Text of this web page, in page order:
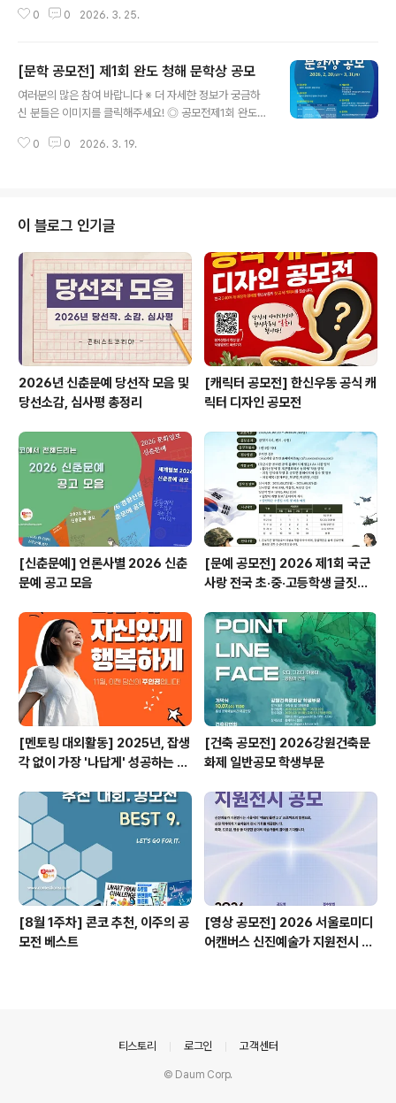
26. 04. 04. 10시 ~ 16시- 행사 장소 : 금곡동 이석영광
◎ 사생대회 참가자격누구나 가능미취학, 초등 저학년부 /
초등 고학년부 / 청소년부 / 일반부 ◎ 참가비10,000원
(농협 301-0301-5446-01 (예금주 : 소소))(선착순 지
접수 / 현장접수 ◎ 수상특전시상식 (5/5) - 상장 수상re
0 0 2026. 3. 25.
[문학 공모전] 제1회 완도 청해 문학상 공모
여러분의 많은 참여 바랍니다 ※ 더 자세한 정보가 궁금하
신 분들은 이미지를 클릭해주세요! ◎ 공모전제1회 완도
(시, 수필), 청해 작가상(시, 수필, 소설) ◎ 응모자격 및 시
도민- 시5편 또는 수필2편 창작품- 시상금: 시, 수필 각 5
0만원 청해 작가상- 현재 완도에 주소를 둔(2026.2.20.
이전) 작가- 2년 이내(2024.1.1.~2025.12.31.) 미수상
출간작(소설, 수필집, 시집 중 1)- 시상금: 시 500만 원, 수
필 또는 ..
0 0 2026. 3. 19.
이 블로그 인기글
2026년 신춘문예 당선작 모음 및
당선소감, 심사평 총정리
[캐릭터 공모전] 한신우동 공식 캐
릭터 디자인 공모전
[신춘문예] 언론사별 2026 신춘
문예 공고 모음
[문예 공모전] 2026 제1회 국군
사랑 전국 초·중·고등학생 글짓기
[멘토링 대외활동] 2025년, 잡생
각 없이 가장 '나답게' 성공하는 법
[건축 공모전] 2026강원건축문
화제 일반공모 학생부문
[8월 1주차] 콘코 추천, 이주의 공
모전 베스트
[영상 공모전] 2026 서울로미디
어캔버스 신진예술가 지원전시 공
티스토리 로그인 고객센터
© Daum Corp.